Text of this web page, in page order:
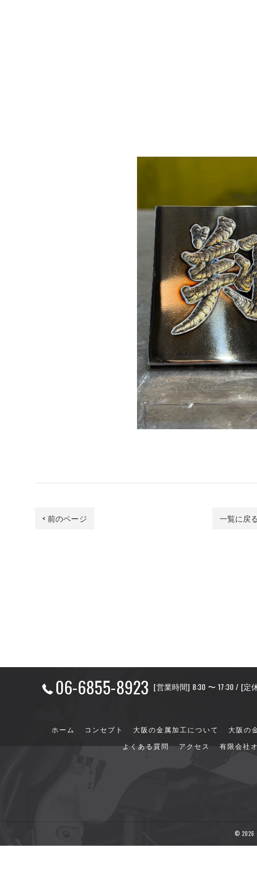
< 前のページ 一覧に戻る
06-6855-8923 [営業時間] 8:30 〜 17:30 / [
ホーム コンセプト 大阪の金属加工について 大阪の
よくある質問
アクセス 有限会社
© 2026